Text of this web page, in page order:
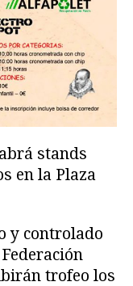
stands
en la Plaza
y controlado
trofeo los